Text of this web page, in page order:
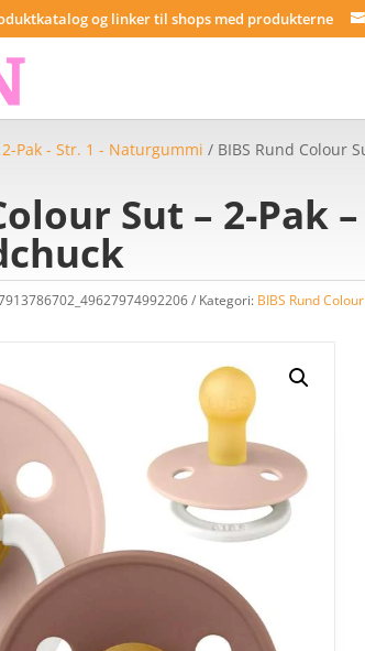
og linker til shops med produkterne
Pak - Str. 1 - Naturgummi / BIBS Rund Colour
Sut – 2-Pak
Kategori: BIBS Rund